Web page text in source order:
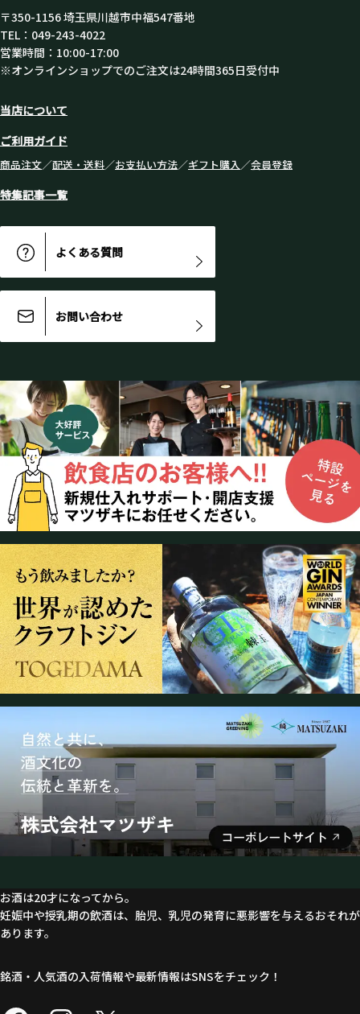
〒350-1156 埼玉県川越市中福547番地
TEL：049-243-4022
営業時間：10:00-17:00
※オンラインショップでのご注文は24時間365日受付中
当店について
ご利用ガイド
商品注文／配送・送料／お支払い方法／ギフト購入／会員登録
特集記事一覧
よくある質問
お問い合わせ
お酒は20才になってから。
妊娠中や授乳期の飲酒は、胎児、乳児の発育に悪影響を与えるおそれが
あります。
銘酒・人気酒の入荷情報や最新情報はSNSをチェック！